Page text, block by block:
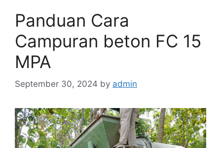
Panduan Cara
Campuran beton FC 15
MPA
September 30, 2024 by admin